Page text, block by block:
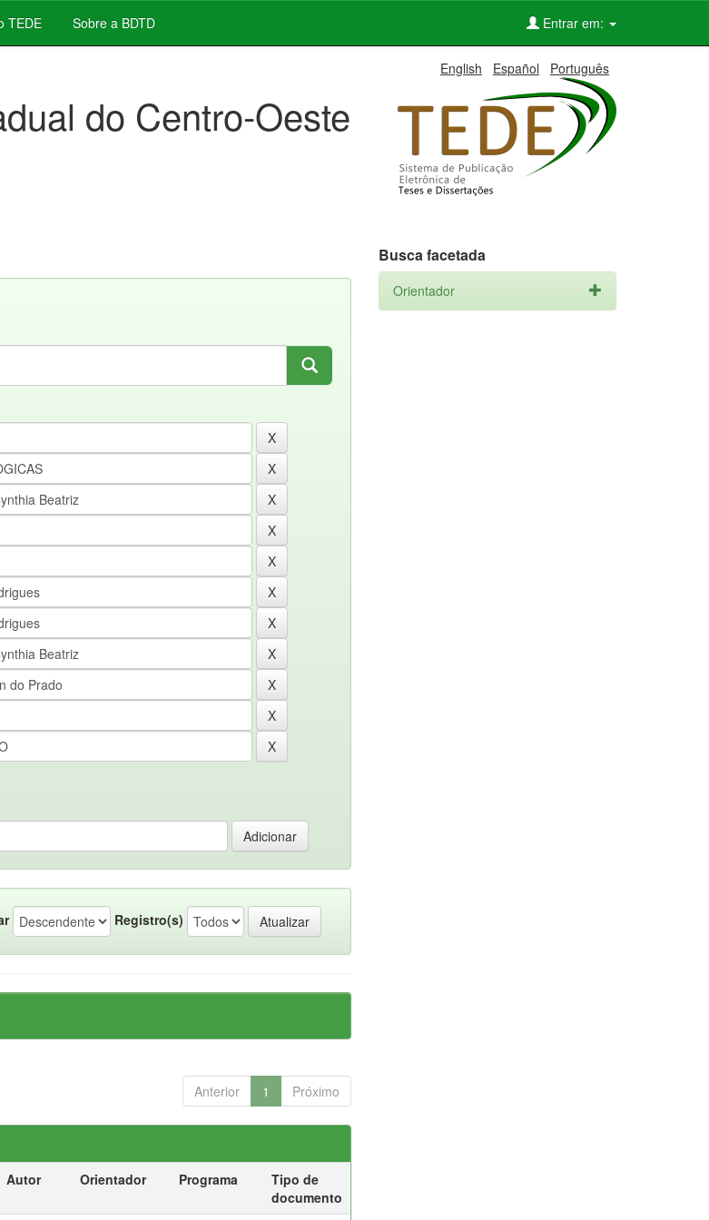
TEDE Sobre a BDTD Entrar em:
English Español Português
do Centro-Oeste
Registro(s)
Anterior 1 Próximo
Autor Orientador Programa
Tipo de
documento
Busca facetada
Orientador